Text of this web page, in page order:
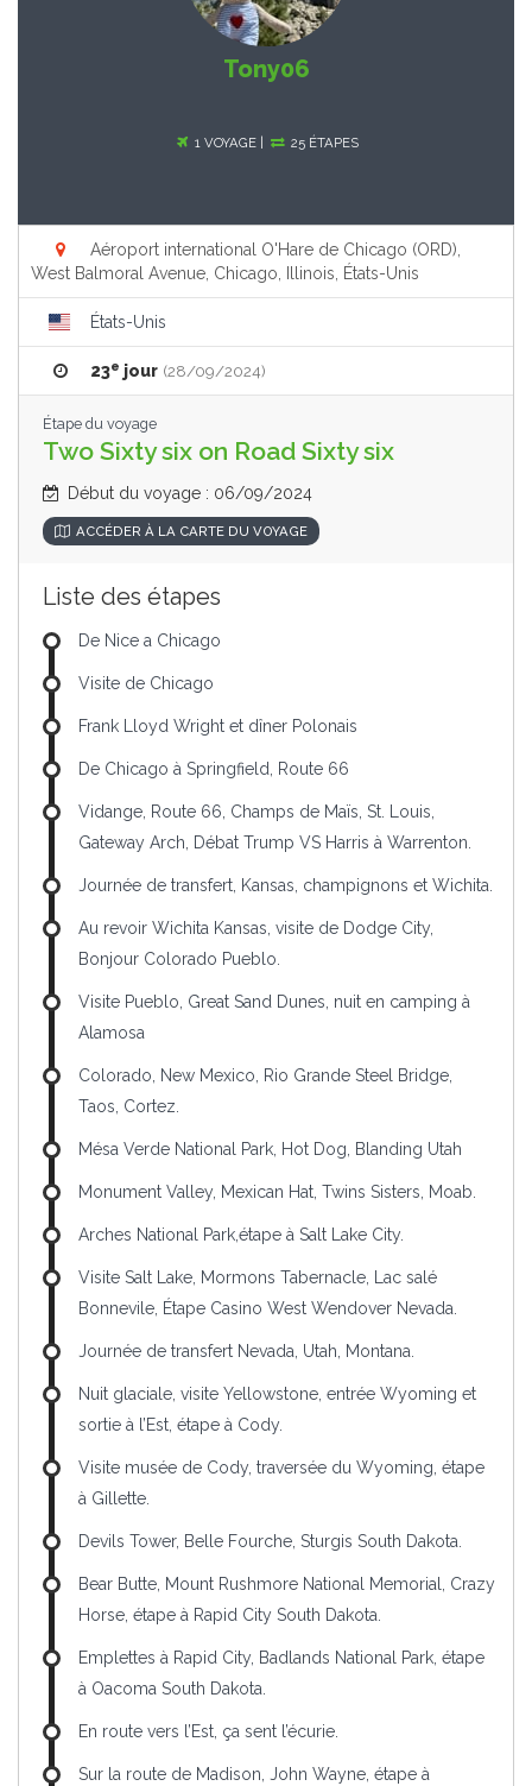
Tony06
1 VOYAGE | 25 ÉTAPES
Aéroport international O'Hare de Chicago (ORD),
West Balmoral Avenue, Chicago, Illinois, États-Unis
États-Unis
23e jour (28/09/2024)
Étape du voyage
Two Sixty six on Road Sixty six
Début du voyage : 06/09/2024
ACCÉDER À LA CARTE DU VOYAGE
Liste des étapes
De Nice a Chicago
Visite de Chicago
Frank Lloyd Wright et dîner Polonais
De Chicago à Springfield, Route 66
Vidange, Route 66, Champs de Maïs, St. Louis,
Gateway Arch, Débat Trump VS Harris à Warrenton.
Journée de transfert, Kansas, champignons et Wichita.
Au revoir Wichita Kansas, visite de Dodge City,
Bonjour Colorado Pueblo.
Visite Pueblo, Great Sand Dunes, nuit en camping à
Alamosa
Colorado, New Mexico, Rio Grande Steel Bridge,
Taos, Cortez.
Mésa Verde National Park, Hot Dog, Blanding Utah
Monument Valley, Mexican Hat, Twins Sisters, Moab.
Arches National Park,étape à Salt Lake City.
Visite Salt Lake, Mormons Tabernacle, Lac salé
Bonnevile, Étape Casino West Wendover Nevada.
Journée de transfert Nevada, Utah, Montana.
Nuit glaciale, visite Yellowstone, entrée Wyoming et
sortie à l’Est, étape à Cody.
Visite musée de Cody, traversée du Wyoming, étape
à Gillette.
Devils Tower, Belle Fourche, Sturgis South Dakota.
Bear Butte, Mount Rushmore National Memorial, Crazy
Horse, étape à Rapid City South Dakota.
Emplettes à Rapid City, Badlands National Park, étape
à Oacoma South Dakota.
En route vers l’Est, ça sent l’écurie.
Sur la route de Madison, John Wayne, étape à